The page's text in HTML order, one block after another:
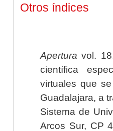
Otros índices
Apertura vol.
científica
virtuales que
Guadalajara, a
Sistema de
Arcos Sur, CP